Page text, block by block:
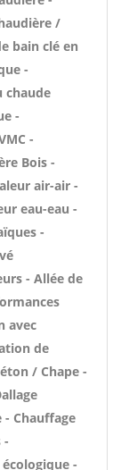
/
bain clé en
-
chaude
-
-
Bois -
air-air -
eau-eau -
-
- Allée de
avec
de
/ Chape -
Chauffage
-
-